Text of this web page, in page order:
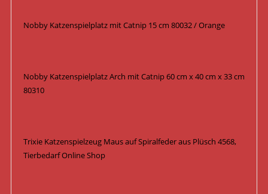
Nobby Katzenspielplatz mit Catnip 15 cm 80032 / Orange
Nobby Katzenspielplatz Arch mit Catnip 60 cm x 40 cm x 33 cm
80310
Trixie Katzenspielzeug Maus auf Spiralfeder aus Plüsch 4568,
Tierbedarf Online Shop